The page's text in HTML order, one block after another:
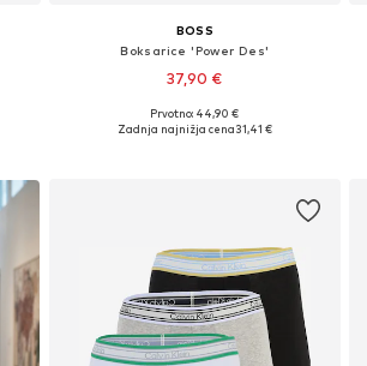
BOSS
Boksarice 'Power Des'
37,90 €
Razpoložljive velikosti: S, M, L, XL, XXL
Prvotno: 44,90 €
Zadnja najnižja cena31,41 €